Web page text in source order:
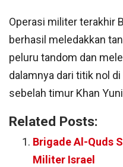
Operasi militer terakhir
berhasil meledakkan
peluru tandom dan
dalamnya dari titik nol
sebelah timur Khan
Related Posts:
Brigade Al-Quds
Militer Israel